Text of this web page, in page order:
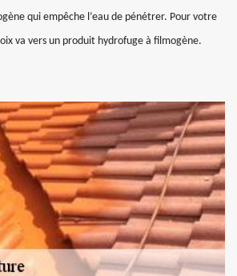
qui empêche l’eau de pénétrer. Pour votre
va vers un produit hydrofuge à filmogène.